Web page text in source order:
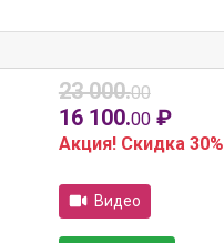
23 000.00
16 100.00₽
Акция! Скидка 30%
Видео